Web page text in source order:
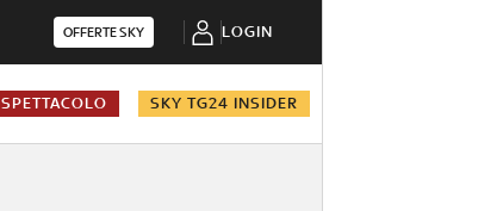
OFFERTE SKY LOGIN
SPETTACOLO SKY TG24 INSIDER